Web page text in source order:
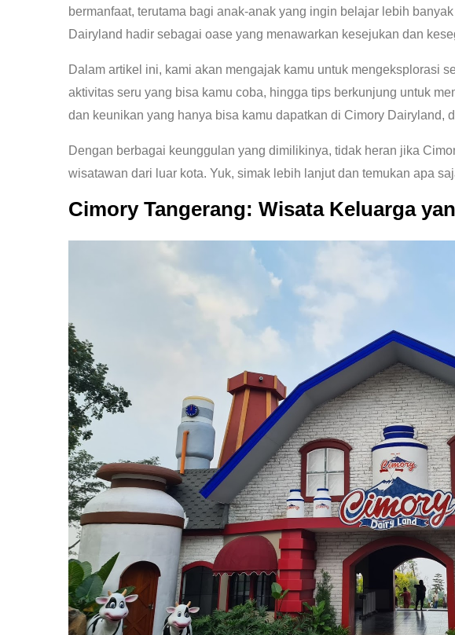
bermanfaat, terutama bagi anak-anak yang ingin belajar lebih
Dairyland hadir sebagai oase yang menawarkan kesejukan dan
Dalam artikel ini, kami akan mengajak kamu untuk mengeksplorasi
aktivitas seru yang bisa kamu coba, hingga tips berkunjung untuk
dan keunikan yang hanya bisa kamu dapatkan di Cimory Dairyland,
Dengan berbagai keunggulan yang dimilikinya, tidak heran jika
wisatawan dari luar kota. Yuk, simak lebih lanjut dan temukan apa
Cimory Tangerang: Wisata Keluarga